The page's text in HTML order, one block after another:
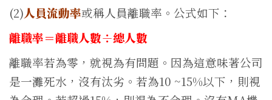
(2)人員流動率或稱人員離職率。公式如下：
離職率＝離職人數÷總人數
離職率若為零，就視為有問題。因為這意味著公司
是一灘死水，沒有汰劣。若為10 ~15%以下，則視